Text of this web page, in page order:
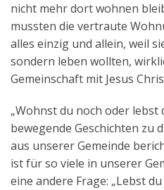
nicht mehr dort wohnen
mussten die vertraute
alles einzig und allein, weil
sondern leben wollten,
Gemeinschaft mit Jesus
„Wohnst du noch oder lebst
bewegende Geschichten zu
aus unserer Gemeinde
ist für so viele in unserer
eine andere Frage: „Lebst